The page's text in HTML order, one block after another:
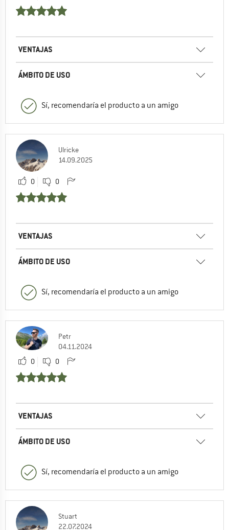
VENTAJAS
ÁMBITO DE USO
Sí, recomendaría el producto a un amigo
Ulricke
14.09.2025
0 0
VENTAJAS
ÁMBITO DE USO
Sí, recomendaría el producto a un amigo
Petr
04.11.2024
0
0
VENTAJAS
ÁMBITO DE USO
Sí, recomendaría el producto a un amigo
Stuart
22.07.2024